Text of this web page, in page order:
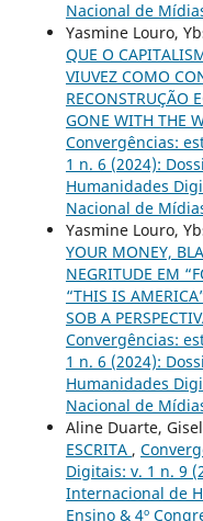
Nacional de
Yasmine Louro,
QUE O
VIUVEZ COMO
RECONSTRUÇÃO
GONE WITH THE
Convergências:
1 n. 6 (2024):
Humanidades
Nacional de
Yasmine Louro,
YOUR MONEY,
NEGRITUDE EM
“THIS IS
SOB A
Convergências:
1 n. 6 (2024):
Humanidades
Nacional de
Aline Duarte,
ESCRITA ,
Digitais: v. 1 n. 9
Internacional de
Ensino & 4º